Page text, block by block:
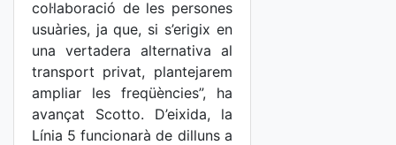
col·laboració de les persones
usuàries, ja que, si s’erigix en
una vertadera alternativa al
transport privat, plantejarem
ampliar les freqüències”, ha
avançat Scotto. D’eixida, la
Línia 5 funcionarà de dilluns a